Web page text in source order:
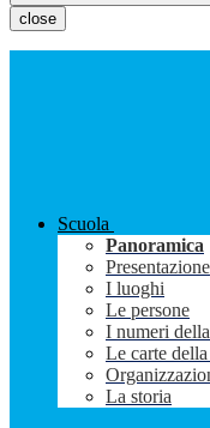
close
Scuola
Panoramica
Presentazione
I luoghi
Le persone
I numeri
Le carte
La storia